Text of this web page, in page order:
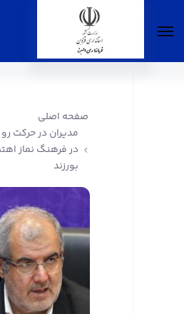
صفحه اصلی
مدیران در حرکت رو
در فرهنگ نماز
بورزند